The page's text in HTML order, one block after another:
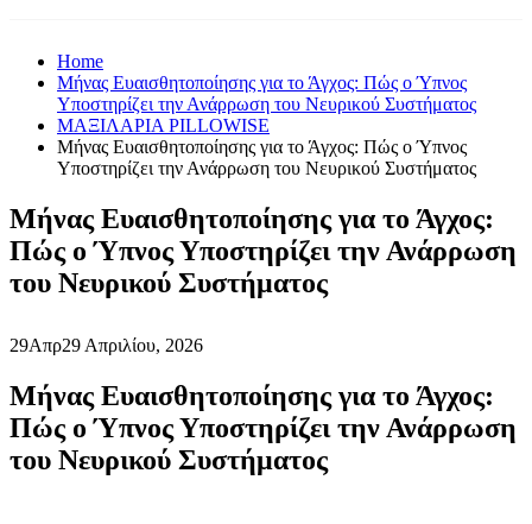
Home
Μήνας Ευαισθητοποίησης για το Άγχος: Πώς ο Ύπνος
Υποστηρίζει την Ανάρρωση του Νευρικού Συστήματος
ΜΑΞΙΛΑΡΙΑ PILLOWISE
Μήνας Ευαισθητοποίησης για το Άγχος: Πώς ο Ύπνος
Υποστηρίζει την Ανάρρωση του Νευρικού Συστήματος
Μήνας Ευαισθητοποίησης για το Άγχος:
Πώς ο Ύπνος Υποστηρίζει την Ανάρρωση
του Νευρικού Συστήματος
29Απρ29 Απριλίου, 2026
Μήνας Ευαισθητοποίησης για το Άγχος:
Πώς ο Ύπνος Υποστηρίζει την Ανάρρωση
του Νευρικού Συστήματος